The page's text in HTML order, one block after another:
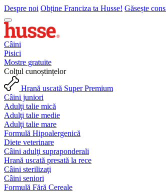
Despre noi Obține Franciza ta Husse! Găsește
Câini
Pisici
Mostre gratuite
Colţul cunoștințelor
Hrană uscată Super Premium
Câini juniori
Adulţi talie mică
Adulţi talie medie
Adulţi talie mare
Formulă Hipoalergenică
Diete veterinare
Câini adulţi supraponderali
Hrană uscată presată la rece
Câini sterilizaţi
Câini seniori
Formulă Fără Cereale